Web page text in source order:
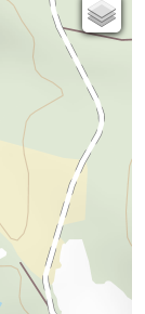
cadastral